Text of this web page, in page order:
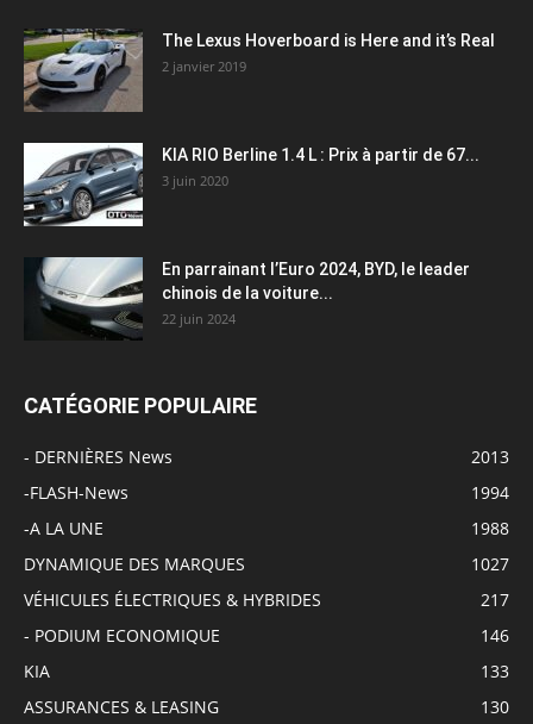
The Lexus Hoverboard is Here and it’s Real
2 janvier 2019
KIA RIO Berline 1.4 L : Prix à partir de 67...
3 juin 2020
En parrainant l’Euro 2024, BYD, le leader
chinois de la voiture...
22 juin 2024
CATÉGORIE POPULAIRE
- DERNIÈRES News
2013
-FLASH-News
1994
-A LA UNE
1988
DYNAMIQUE DES MARQUES
1027
VÉHICULES ÉLECTRIQUES & HYBRIDES
217
- PODIUM ECONOMIQUE
146
KIA
133
ASSURANCES & LEASING
130